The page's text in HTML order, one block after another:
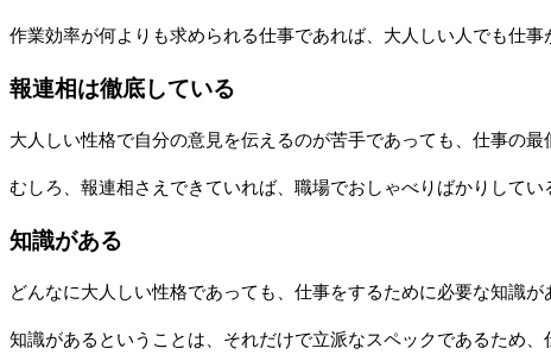
作業効率が何よりも求められる仕事であれば、大人しい人でも仕事
報連相は徹底している
大人しい性格で自分の意見を伝えるのが苦手であっても、仕事の
むしろ、報連相さえできていれば、職場でおしゃべりばかりして
知識がある
どんなに大人しい性格であっても、仕事をするために必要な知識
知識があるということは、それだけで立派なスペックであるため、